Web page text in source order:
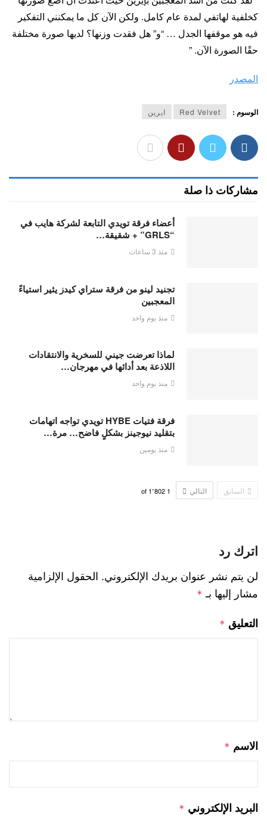
كخلفية لهاتفي لمدة عام كامل. ولكن الآن كل ما يمكنني التفكير
فيه هو موقفها الجدل … “و” هل فقدت وزنها؟ لديها صورة مختلفة
حقًا الصورة الآن. ”
المصدر
الوسوم : Red Velvet ايرين
مشاركات ذا صلة
أعضاء فرقة تويدي التابعة لشركة هايب في
“GRLS” + شقيقة…
منذ 3 ساعات
تجنيد لينو من فرقة ستراي كيدز يثير استياءً
المعجبين
منذ يوم واحد
لماذا تعرضت جيني للسخرية والانتقادات
اللاذعة بعد أدائها في مهرجان…
منذ يوم واحد
فرقة فتيات HYBE تويدي تواجه اتهامات
بتقليد نيوجينز بشكلٍ فاضح… مرة…
منذ يومين
السابق التالي 1 1٬802
اترك رد
لن يتم نشر عنوان بريدك الإلكتروني. الحقول الإلزامية
مشار إليها بـ *
التعليق *
الاسم *
البريد الإلكتروني *